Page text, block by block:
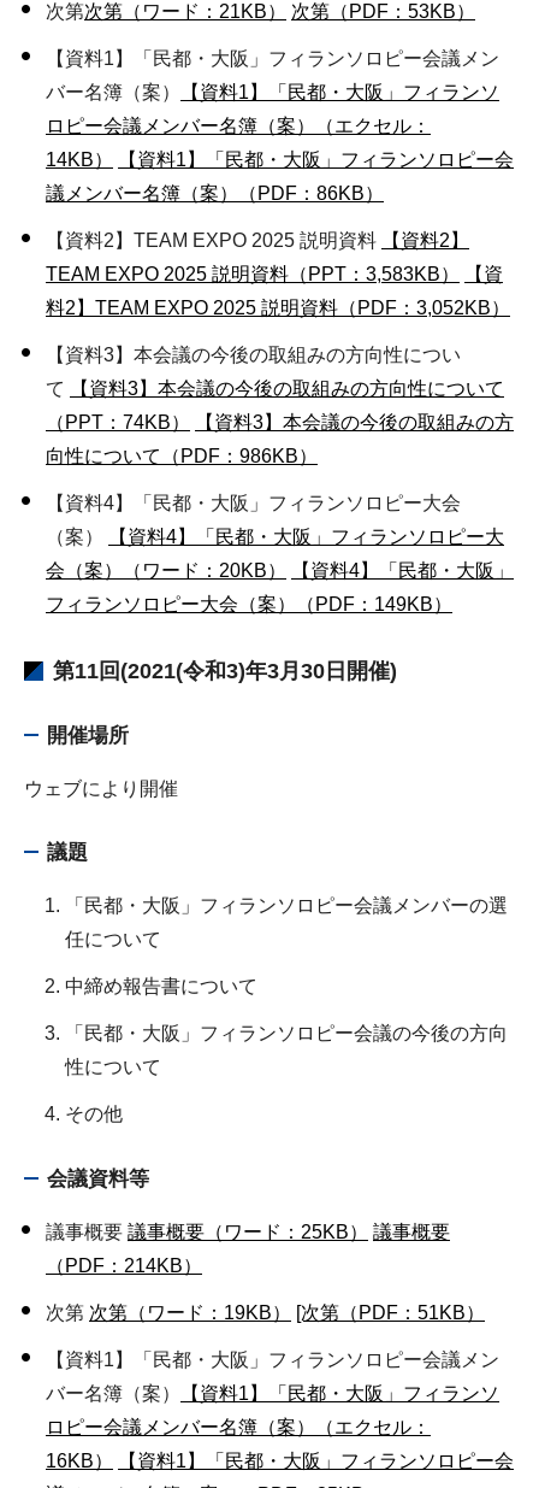
次第次第（ワード：21KB） 次第（PDF：53KB）
【資料1】「民都・大阪」フィランソロピー会議メン
バー名簿（案）
【資料1】「民都・大阪」フィランソ
ロピー会議メンバー名簿（案）（エクセル：
14KB）
【資料1】「民都・大阪」フィランソロピー会
議メンバー名簿（案）（PDF：86KB）
【資料2】TEAM EXPO 2025 説明資料
【資料2】
TEAM EXPO 2025 説明資料（PPT：3,583KB）
【資
料2】TEAM EXPO 2025 説明資料（PDF：3,052KB）
【資料3】本会議の今後の取組みの方向性につい
て
【資料3】本会議の今後の取組みの方向性について
（PPT：74KB）
【資料3】本会議の今後の取組みの方
向性について（PDF：986KB）
【資料4】「民都・大阪」フィランソロピー大会
（案）
【資料4】「民都・大阪」フィランソロピー大
会（案）（ワード：20KB）
【資料4】「民都・大阪」
フィランソロピー大会（案）（PDF：149KB）
第11回(2021(令和3)年3月30日開催)
開催場所
ウェブにより開催
議題
「民都・大阪」フィランソロピー会議メンバーの選
任について
中締め報告書について
「民都・大阪」フィランソロピー会議の今後の方向
性について
その他
会議資料等
議事概要 議事概要（ワード：25KB）
議事概要
（PDF：214KB）
次第 次第（ワード：19KB） [次第（PDF：51KB）
【資料1】「民都・大阪」フィランソロピー会議メン
バー名簿（案）
【資料1】「民都・大阪」フィランソ
ロピー会議メンバー名簿（案）（エクセル：
16KB）
【資料1】「民都・大阪」フィランソロピー会